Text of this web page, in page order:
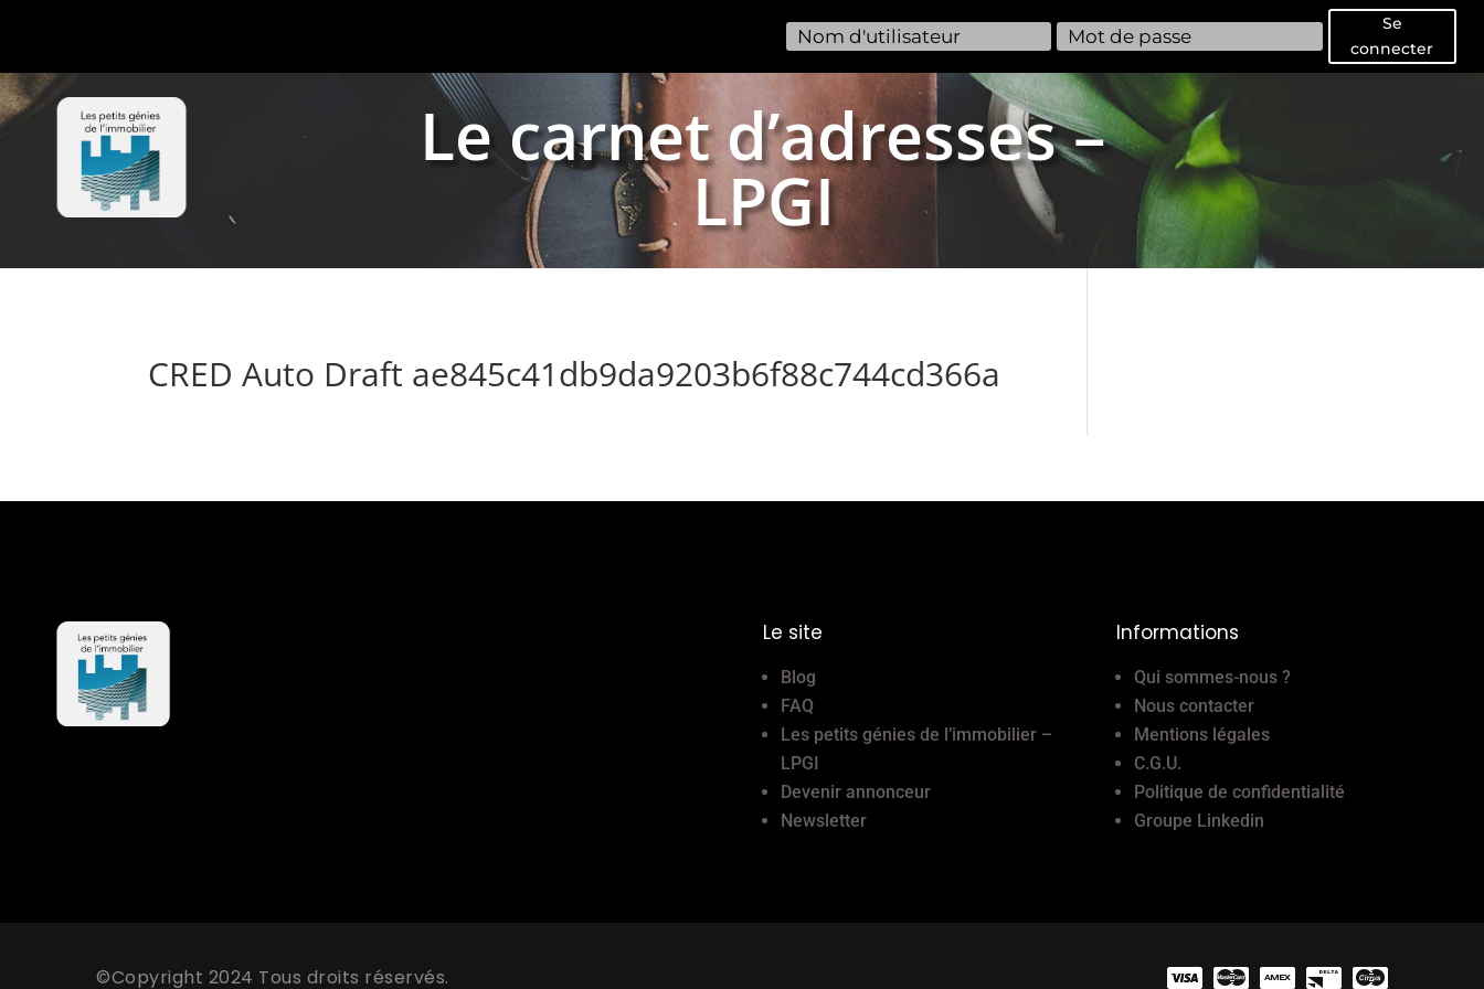
Se
connecter
Le carnet d’adresses –
LPGI
CRED Auto Draft ae845c41db9da9203b6f88c744cd366a
Le site
Blog
FAQ
Les petits génies de l’immobilier –
LPGI
Devenir annonceur
Newsletter
Informations
Qui sommes-nous ?
Nous contacter
Mentions légales
C.G.U.
Politique de confidentialité
Groupe Linkedin
©Copyright 2024 Tous droits réservés.